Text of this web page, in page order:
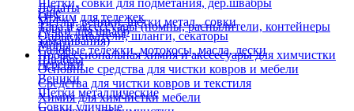
Щетки, совки для подметания, дер.швабры
Отжим для тележек
Ручки для швабр
Мопы
Швабры
Лопаты
Метлы, веники, щетки метал., совки
Опрыскиватели, шланги, секаторы
Садовые тележки, мотокосы, масла, лески
Черенки
Веники
Щетки металлические
Совки уличные
Еще
Тара и аксессуары (помпы, распылители, контейнеры
замачивания)
Профессиональная химия и акссесуары для химчистки
Основные средства для чистки ковров и мебели
Средства для чистки ковров и текстиля
Химия для химчистки мебели